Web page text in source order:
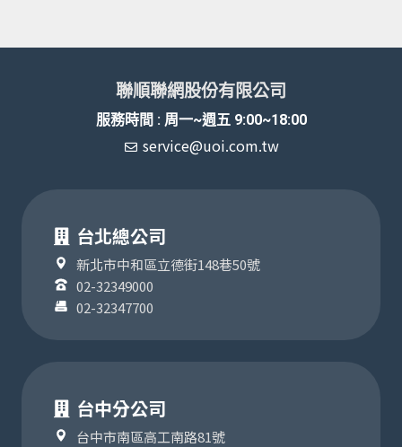
聯順聯網股份有限公司
服務時間 : 周一~週五 9:00~18:00
service@uoi.com.tw
台北總公司
新北市中和區立德街148巷50號
02-32349000
02-32347700
台中分公司
台中市南區高工南路81號